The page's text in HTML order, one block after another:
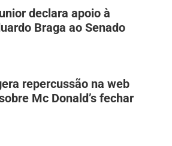
declara apoio à
Braga ao Senado
repercussão na web
Mc Donald’s fechar